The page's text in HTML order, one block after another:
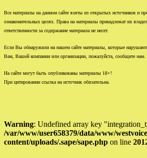
Все материалы на данном сайте взяты из открытых источников и
ознакомительных целях. Права на материалы принадлежат их
ответственности за содержание материала не несет.
Если Вы обнаружили на нашем сайте материалы, которые
Вам, Вашей компании или организации, пожалуйста, сообщите нам.
На сайте могут быть опубликованы материалы 18+!
При цитировании ссылка на источник обязательна.
Warning: Undefined array key
/var/www/user658379/data/www/
content/uploads/.sape/sape.php on line